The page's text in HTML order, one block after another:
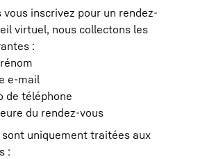
vous inscrivez pour un rendez-
virtuel, nous collectons les
:
e-mail
de téléphone
du rendez-vous
sont uniquement traitées aux
: